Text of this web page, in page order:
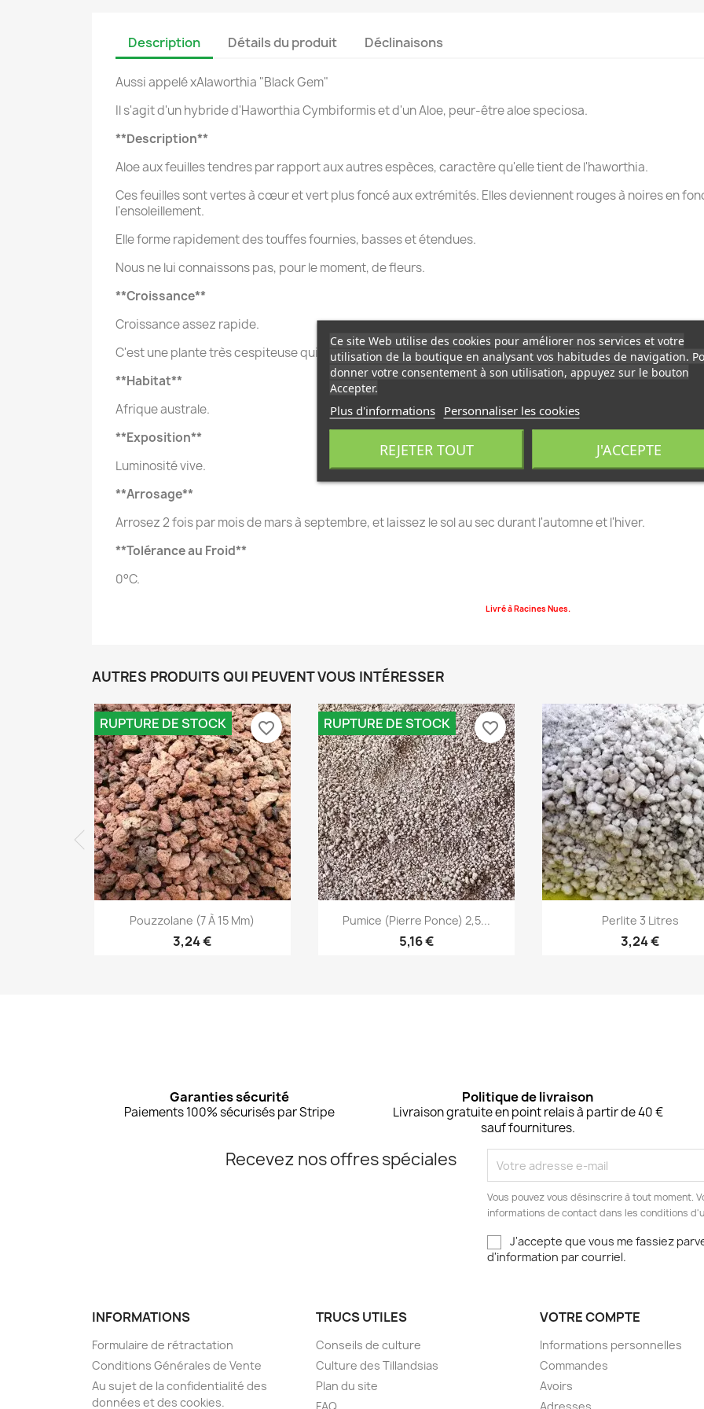
Description Détails du produit Déclinaisons
Aussi appelé xAlaworthia "Black Gem"
Il s'agit d'un hybride d'Haworthia Cymbiformis et d'un Aloe, peur-être aloe speciosa.
**Description**
Aloe aux feuilles tendres par rapport aux autres espèces, caractère qu'elle tient de l'haworthia.
Ces feuilles sont vertes à cœur et vert plus foncé aux extrémités. Elles deviennent rouges à noires en
l'ensoleillement.
Elle forme rapidement des touffes fournies, basses et étendues.
Nous ne lui connaissons pas, pour le moment, de fleurs.
**Croissance**
Croissance assez rapide.
C'est une plante très cespiteuse qui forme, rapidement de nombreux rejets.
**Habitat**
Afrique australe.
**Exposition**
Luminosité vive.
**Arrosage**
Arrosez 2 fois par mois de mars à septembre, et laissez le sol au sec durant l'automne et l'hiver.
**Tolérance au Froid**
0°C.
Livré à Racines Nues.
AUTRES PRODUITS QUI PEUVENT VOUS INTÉRESSER
Aperçu rapide
Pouzzolane (7 À 15 Mm)
3,24 €
RUPTURE DE STOCK favorite_border
 Aperçu rapide
Pumice (Pierre Ponce) 2,5...
5,16 €
RUPTURE DE STOCK favorite_border
Aperçu rapide
Perlite 3 Litres
3,24 €
Garanties sécurité
Paiements 100% sécurisés par Stripe
Politique de livraison
Livraison gratuite en point relais à partir de 40 €
sauf fournitures.
Recevez nos offres spéciales
Vous pouvez vous désinscrire à tout moment.
informations de contact dans les conditions
J'accepte que vous me fassiez
d'information par courriel.
INFORMATIONS
Formulaire de rétractation
Conditions Générales de Vente
Au sujet de la confidentialité des
données et des cookies.
TRUCS UTILES
Conseils de culture
Culture des Tillandsias
Plan du site
VOTRE COMPTE
Informations personnelles
Commandes
Avoirs
Ce site Web utilise des cookies pour améliorer nos services et votre
utilisation de la boutique en analysant vos habitudes de navigation.
donner votre consentement à son utilisation, appuyez sur le bouton
Accepter.
Plus d'informations Personnaliser les cookies
REJETER TOUT J'ACCEPTE